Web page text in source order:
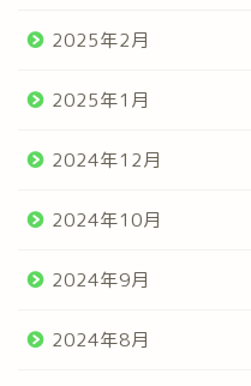
2025年2月
2025年1月
2024年12月
2024年10月
2024年9月
2024年8月